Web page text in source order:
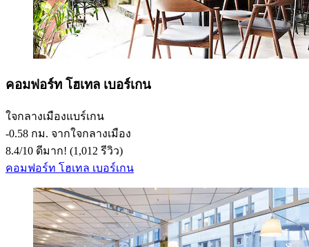
คอมฟอร์ท โฮเทล เบอร์เกน
ใจกลางเมืองแบร์เกน
‐0.58 กม. จากใจกลางเมือง
8.4/10 ดีมาก! (1,012 รีวิว)
คอมฟอร์ท โฮเทล เบอร์เกน